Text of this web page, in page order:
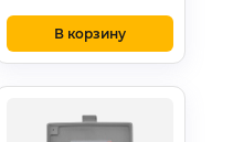
В корзину